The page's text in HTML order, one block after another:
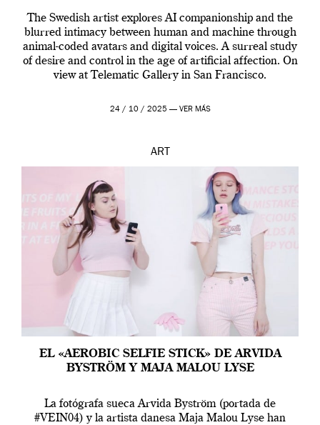
The Swedish artist explores AI companionship and the
blurred intimacy between human and machine through
animal-coded avatars and digital voices. A surreal study
of desire and control in the age of artificial affection. On
view at Telematic Gallery in San Francisco.
24 / 10 / 2025 — VER MÁS
ART
EL «AEROBIC SELFIE STICK» DE ARVIDA
BYSTRÖM Y MAJA MALOU LYSE
La fotógrafa sueca Arvida Byström (portada de
#VEIN04) y la artista danesa Maja Malou Lyse han